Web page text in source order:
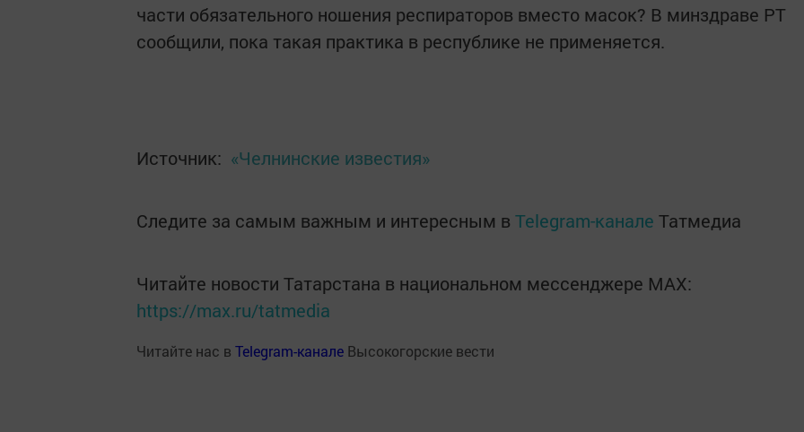
части обязательного ношения респираторов вместо масок? В минздраве РТ
сообщили, пока такая практика в республике не применяется.
Источник: «Челнинские известия»
Следите за самым важным и интересным в Telegram-канале Татмедиа
Читайте новости Татарстана в национальном мессенджере MАХ:
https://max.ru/tatmedia
Читайте нас в Telegram-канале Высокогорские вести